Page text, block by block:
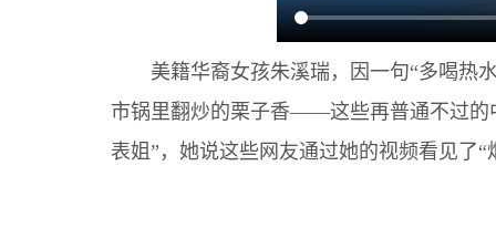
美籍华裔女孩朱溪瑞，因一句“多喝热水
市锅里翻炒的栗子香——这些再普通不过的
表姐”，她说这些网友通过她的视频看见了